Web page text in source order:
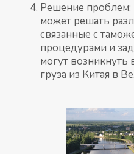
Решение проблем:
может решать
связанные с
процедурами и
могут возникнуть
груза из Китая в